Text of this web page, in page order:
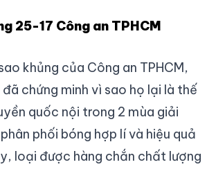
25-17 Công an TPHCM
khủng của Công an TPHCM,
chứng minh vì sao họ lại là thế
quốc nội trong 2 mùa giải
phối bóng hợp lí và hiệu quả
loại được hàng chắn chất lượng